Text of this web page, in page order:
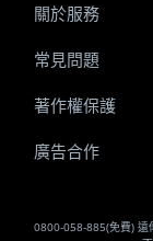
0800-058-885(免費) 遠
關於服務
常見問題
著作權保護
廣告合作